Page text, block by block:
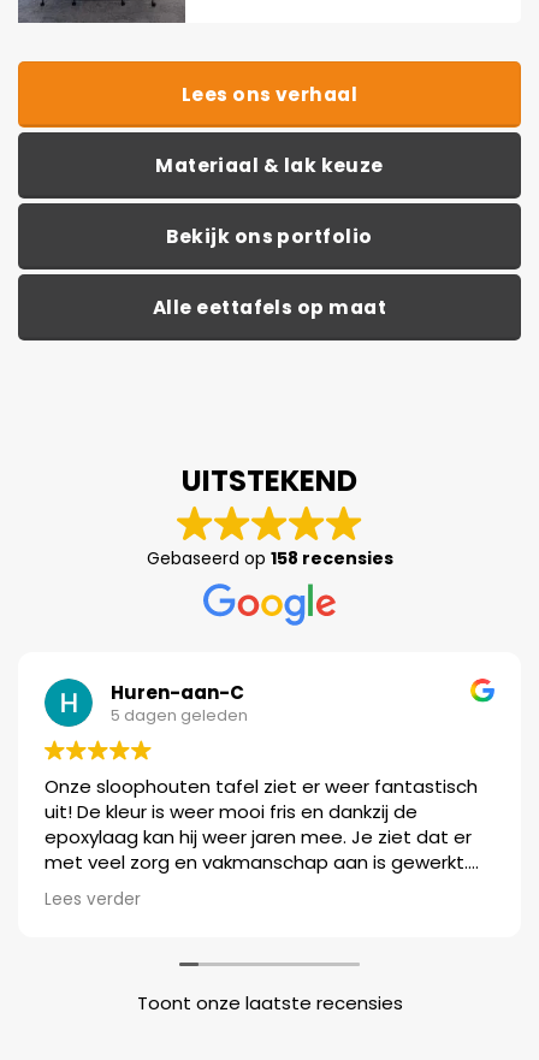
Lees ons verhaal
Materiaal & lak keuze
Bekijk ons portfolio
Alle eettafels op maat
UITSTEKEND
Gebaseerd op 158 recensies
Huren-aan-C
5 dagen geleden
Onze sloophouten tafel ziet er weer fantastisch
uit! De kleur is weer mooi fris en dankzij de
epoxylaag kan hij weer jaren mee. Je ziet dat er
met veel zorg en vakmanschap aan is gewerkt.
We zijn ontzettend blij met het resultaat. Heel erg
bedankt!!!
Lees verder
Toont onze laatste recensies